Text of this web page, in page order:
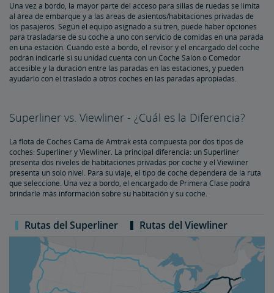
Una vez a bordo, la mayor parte del acceso para sillas de ruedas se limita
al área de embarque y a las áreas de asientos/habitaciones privadas de
los pasajeros. Según el equipo asignado a su tren, puede haber opciones
para trasladarse de su coche a uno con servicio de comidas en una parada
en una estación. Cuando esté a bordo, el revisor y el encargado del coche
podrán indicarle si su unidad cuenta con un Coche Salón o Comedor
accesible y la duración entre las paradas en las estaciones, y pueden
ayudarlo con el traslado a otros coches en las paradas apropiadas.
Superliner vs. Viewliner - ¿Cuál es la Diferencia?
La flota de Coches Cama de Amtrak está compuesta por dos tipos de
coches: Superliner y Viewliner. La principal diferencia: un Superliner
presenta dos niveles de habitaciones privadas por coche y el Viewliner
presenta un solo nivel. Para su viaje, el tipo de coche dependerá de la ruta
que seleccione. Una vez a bordo, el encargado de Primera Clase podrá
brindarle más información sobre su habitación y su coche.
Rutas del Superliner Rutas del Viewliner